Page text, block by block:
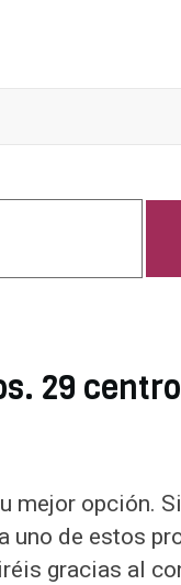
29
mejor opción.
uno de estos
gracias al